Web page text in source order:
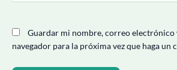
Guardar mi nombre, correo electrónico
navegador para la próxima vez que haga un